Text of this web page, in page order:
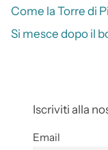
Come la Torre di
Si mesce dopo il
Iscriviti alla
Email